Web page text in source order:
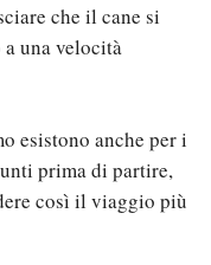
che il cane si
una velocità
esistono anche per i
prima di partire,
così il viaggio più